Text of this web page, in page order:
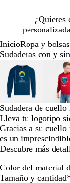
¿Quieres
1
InicioRopa y
Sudaderas con y
Imagen
ampliable
Acercado
hasta
mínimo
Haz
clic
para
expandir
Utiliza
las
teclas
de
más
y
menos
para
ampliar
y
alejar
y
y
y
y
Diapositiva
de
Sudadera de
Lleva tu logotipo
Gracias a su cuello
es un
Descubre más
Color del material
B
A
N
R
G
Tamaño y cantidad*